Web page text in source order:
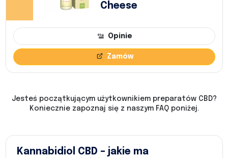
Cheese
Opinie
Zamów
Jesteś początkującym użytkownikiem preparatów CBD?
Koniecznie zapoznaj się z naszym FAQ poniżej.
Kannabidiol CBD – jakie ma